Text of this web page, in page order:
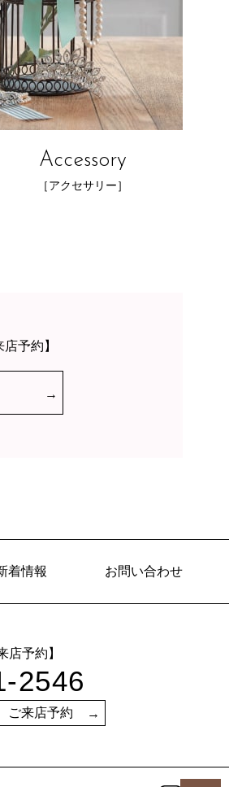
Accessory
［アクセサリー］
予約】
着情報 お問い合わせ
店予約】
2546
ご来店予約